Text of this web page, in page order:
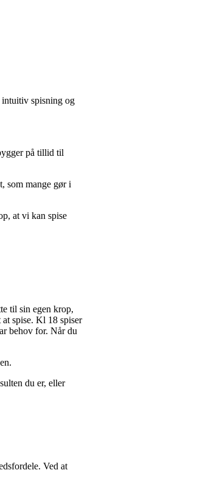
spisning og
på tillid til
som mange gør i
at vi kan spise
til sin egen krop,
spise. Kl 18 spiser
behov for. Når du
du er, eller
Ved at